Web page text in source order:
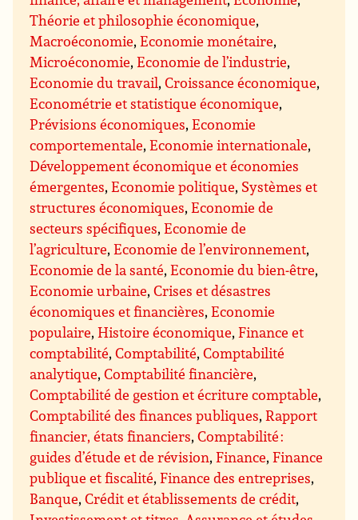
Théorie et philosophie économique,
Macroéconomie,Economie monétaire,
Microéconomie,Economie de l’industrie,
Economie du travail,Croissance économique,
Econométrie et statistique économique,
Prévisions économiques,Economie
comportementale,Economie internationale,
Développement économique et économies
émergentes,Economie politique, Systèmes et
structures économiques,Economie de
secteurs spécifiques,Economie de
l’agriculture,Economie de l’environnement,
Economie de la santé,Economie du bien-être,
Economie urbaine,Crises et désastres
économiques et financières,Economie
populaire,Histoire économique,Finance et
comptabilité,Comptabilité,Comptabilité
analytique,Comptabilité financière,
Comptabilité de gestion et écriture comptable,
Comptabilité des finances publiques,Rapport
financier, états financiers,Comptabilité :
guides d’étude et de révision,Finance,Finance
publique et fiscalité,Finance des entreprises,
Banque,Crédit et établissements de crédit,